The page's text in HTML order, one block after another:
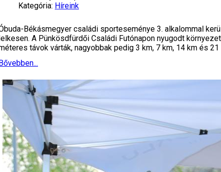
Kategória: Híreink
Békásmegyer családi sporteseménye 3. alkalommal
A Pünkösdfürdői Családi Futónapon nyugodt
távok várták, nagyobbak pedig 3 km, 7 km, 14 km és